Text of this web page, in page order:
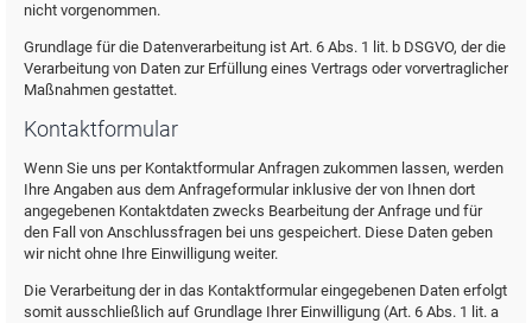
nicht vorgenommen.
Grundlage für die Datenverarbeitung ist Art. 6 Abs. 1 lit. b DSGVO, der die
Verarbeitung von Daten zur Erfüllung eines Vertrags oder vorvertraglicher
Maßnahmen gestattet.
Kontaktformular
Wenn Sie uns per Kontaktformular Anfragen zukommen lassen, werden
Ihre Angaben aus dem Anfrageformular inklusive der von Ihnen dort
angegebenen Kontaktdaten zwecks Bearbeitung der Anfrage und für
den Fall von Anschlussfragen bei uns gespeichert. Diese Daten geben
wir nicht ohne Ihre Einwilligung weiter.
Die Verarbeitung der in das Kontaktformular eingegebenen Daten erfolgt
somit ausschließlich auf Grundlage Ihrer Einwilligung (Art. 6 Abs. 1 lit. a